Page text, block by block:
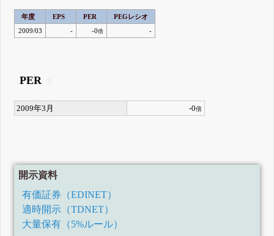
年度 EPS PER
PEGレシオ
2009/03
- -0倍 -
PER
2009年3月 -0倍
開示資料
有価証券（EDINET）
適時開示（TDNET）
大量保有（5%ルール）